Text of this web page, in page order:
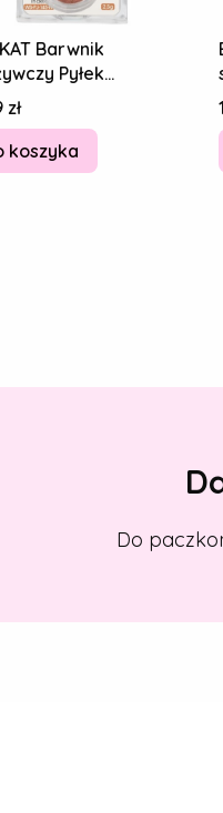
Barwnik
Pyłek
New Copper
MIEDZIANY 2,5g
zł
koszyka
Do